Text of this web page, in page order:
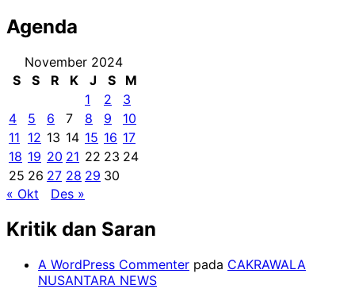
Agenda
November 2024
S
S R K J S
M
1
2
3
4
5 6 7 8 9
10
11 12 13 14 15 16 17
18 19 20 21 22 23 24
25 26 27 28 29 30
« Okt
Des »
Kritik dan Saran
A WordPress Commenter pada CAKRAWALA
NUSANTARA NEWS